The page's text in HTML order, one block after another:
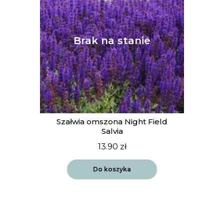
Szałwia omszona Night Field
Salvia
13.90 zł
Do koszyka